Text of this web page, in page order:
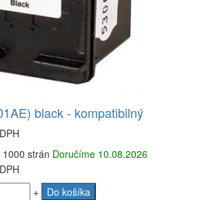
black - kompatibilný
1000 strán Doručíme 10.08.2026
+ Do košíka